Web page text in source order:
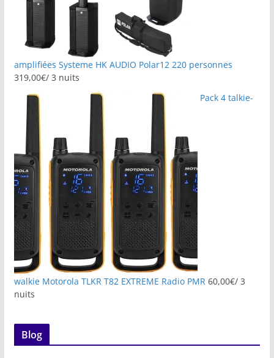
amplifiées Systeme HK AUDIO Polar12 220 personnes
319,00€/ 3 nuits
Pack 4 talkie-
walkie Motorola TLKR T82 EXTREME Radio PMR 60,00€/ 3
nuits
Blog